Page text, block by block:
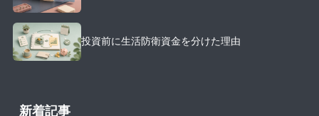
投資前に生活防衛資金を分けた理由
新着記事